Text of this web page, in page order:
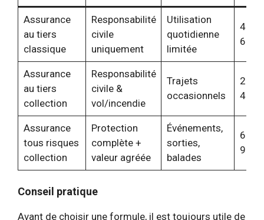
Assurance
au tiers
classique
Responsabilité
civile
uniquement
Utilisation
quotidienne
limitée
400
600
Assurance
au tiers
collection
Responsabilité
civile &
vol/incendie
Trajets
occasionnels
250
450
Assurance
tous risques
collection
Protection
complète +
valeur agréée
Événements,
sorties,
balades
600
900
Conseil pratique
Avant de choisir une formule, il est toujours utile de